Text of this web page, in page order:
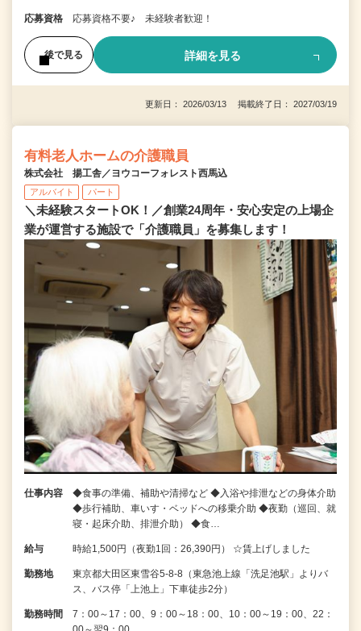
応募資格 応募資格不要♪ 未経験者歓迎！
後で見る 詳細を見る
更新日： 2026/03/13 掲載終了日： 2027/03/19
有料老人ホームの介護職員
株式会社 揚工舎／ヨウコーフォレスト西馬込
アルバイト パート
＼未経験スタートOK！／創業24周年・安心安定の上場企
業が運営する施設で「介護職員」を募集します！
仕事内容
◆食事の準備、補助や清掃など ◆入浴や排泄などの身体介助
◆歩行補助、車いす・ベッドへの移乗介助 ◆夜勤（巡回、就
寝・起床介助、排泄介助） ◆食…
給与 時給1,500円（夜勤1回：26,390円） ☆賃上げしました
勤務地
東京都大田区東雪谷5‐8‐8（東急池上線「洗足池駅」よりバ
ス、バス停「上池上」下車徒歩2分）
勤務時間
7：00～17：00、9：00～18：00、10：00～19：00、22：